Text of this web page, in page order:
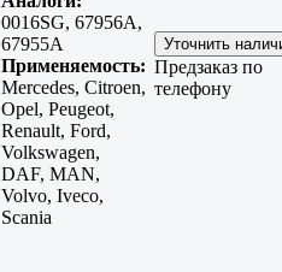
0016SG, 67956A,
67955A
Применяемость:
Mercedes, Citroen,
Opel, Peugeot,
Renault, Ford,
Volkswagen,
DAF, MAN,
Volvo, Iveco,
Scania
Предзаказ по
телефону